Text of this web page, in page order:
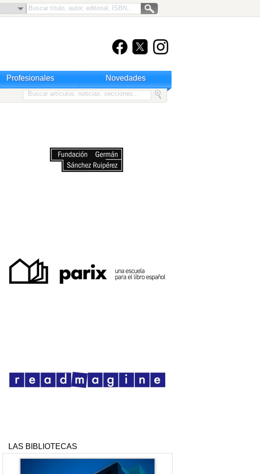
Profesionales Novedades
LAS BIBLIOTECAS